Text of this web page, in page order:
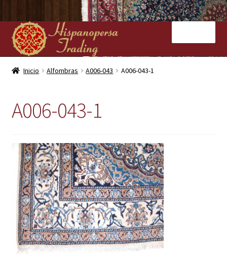
Ir
a
la
navegación
Ir
al
contenido
Inicio
Kilims
Contacto
Inicio Alfombras A006-043 A006-043-1
A006-043-1